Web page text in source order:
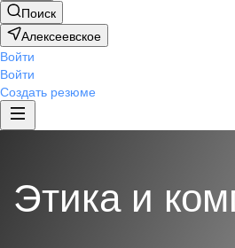
Поиск
Алексеевское
Войти
Войти
Создать резюме
Этика и